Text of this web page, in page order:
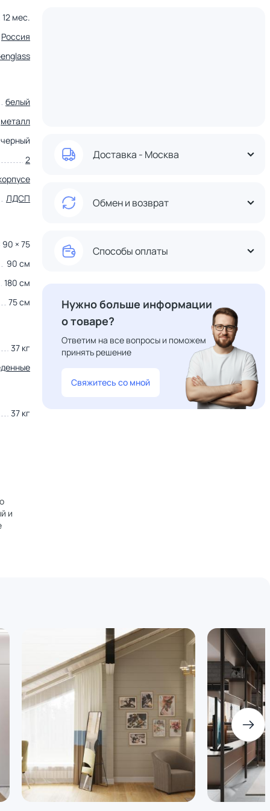
12 мес.
Россия
белый
металл
черный
2
ЛДСП
90 × 75
90 см
180 см
75 см
37 кг
37 кг
и
Доставка - Москва
Обмен и возврат
Способы оплаты
Нужно больше информации
о товаре?
Ответим на все вопросы и поможем
принять решение
Свяжитесь со мной